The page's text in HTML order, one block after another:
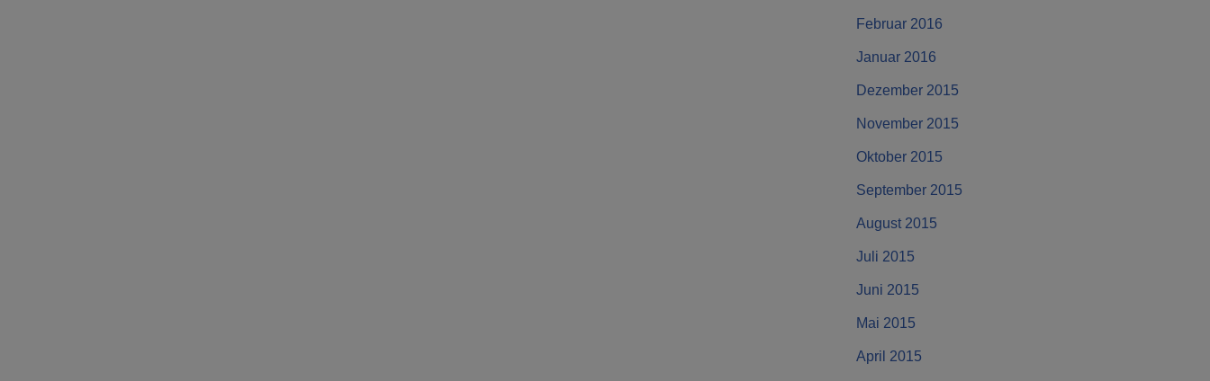
Februar 2016
Januar 2016
Dezember 2015
November 2015
Oktober 2015
September 2015
August 2015
Juli 2015
Juni 2015
Mai 2015
April 2015